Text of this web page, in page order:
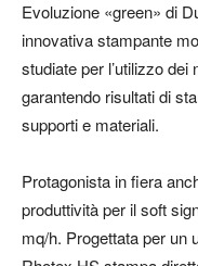
Evoluzione «green» di
innovativa stampante
studiate per l’utilizzo
garantendo risultati di
supporti e materiali.
Protagonista in fiera
produttività per il soft
mq/h. Progettata per un